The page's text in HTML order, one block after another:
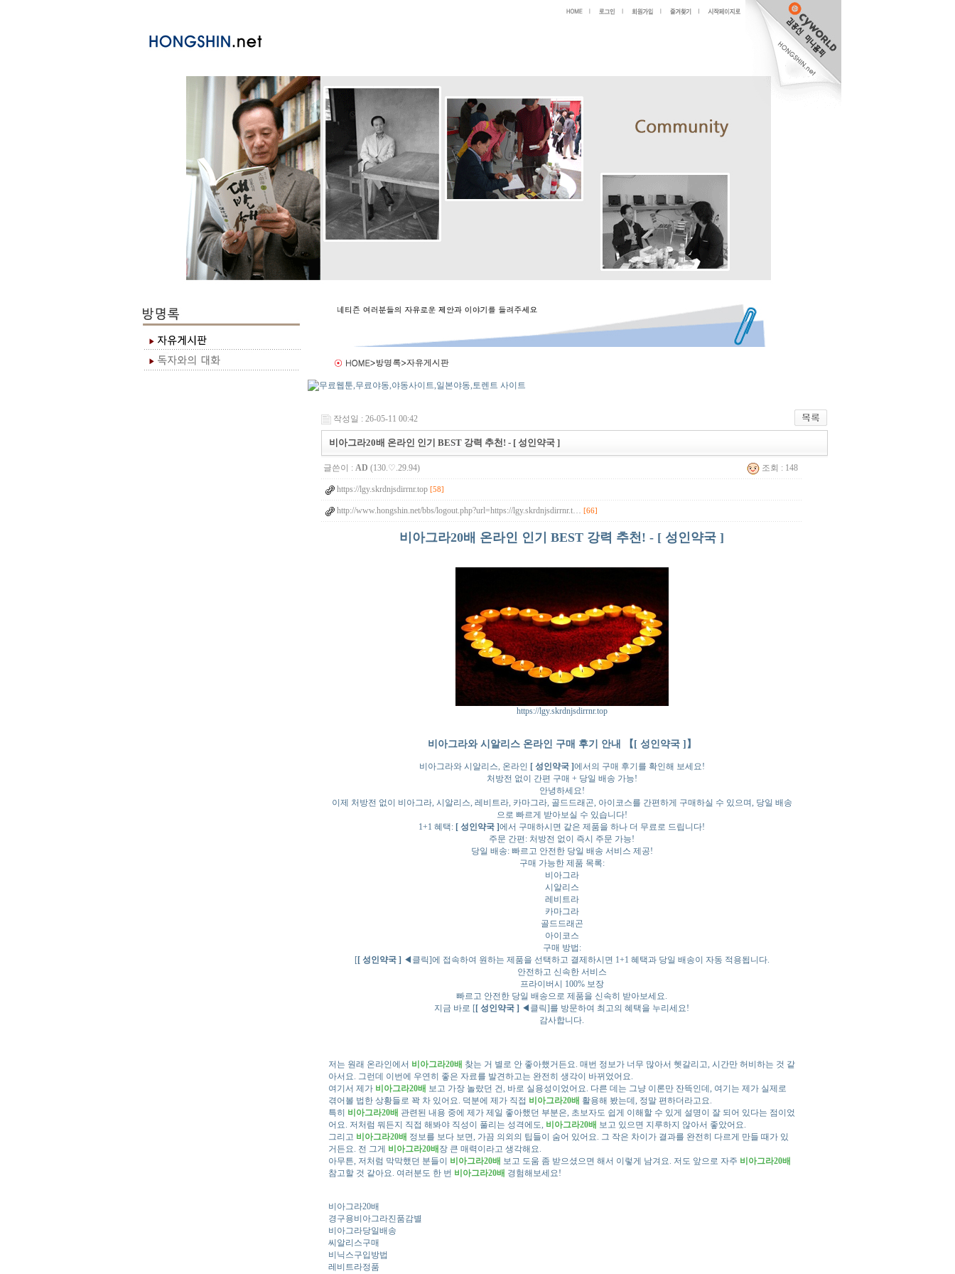
작성일 : 26-05-11 00:42
비아그라20배 온라인 인기 BEST 강력 추천! - [ 성인약국 ]
글쓴이 : AD (130.♡.29.94) 조회 : 148
https://lgy.skrdnjsdirrnr.top [58]
http://www.hongshin.net/bbs/logout.php?url=https://lgy.skrdnjsdirrnr.t… [66]
비아그라20배 온라인 인기 BEST 강력 추천! - [ 성인약국 ]
https://lgy.skrdnjsdirrnr.top
비아그라와 시알리스 온라인 구매 후기 안내 【[ 성인약국 ]】
비아그라와 시알리스, 온라인 [ 성인약국 ]에서의 구매 후기를 확인해 보세요!
처방전 없이 간편 구매 + 당일 배송 가능!
안녕하세요!
이제 처방전 없이 비아그라, 시알리스, 레비트라, 카마그라, 골드드래곤, 아이코스를 간편하게 구매하실 수 있으며, 당일 배송
으로 빠르게 받아보실 수 있습니다!
1+1 혜택: [ 성인약국 ]에서 구매하시면 같은 제품을 하나 더 무료로 드립니다!
주문 간편: 처방전 없이 즉시 주문 가능!
당일 배송: 빠르고 안전한 당일 배송 서비스 제공!
구매 가능한 제품 목록:
비아그라
시알리스
레비트라
카마그라
골드드래곤
아이코스
구매 방법:
[[ 성인약국 ] ◀클릭]에 접속하여 원하는 제품을 선택하고 결제하시면 1+1 혜택과 당일 배송이 자동 적용됩니다.
안전하고 신속한 서비스
프라이버시 100% 보장
빠르고 안전한 당일 배송으로 제품을 신속히 받아보세요.
지금 바로 [[ 성인약국 ] ◀클릭]를 방문하여 최고의 혜택을 누리세요!
감사합니다.
저는 원래 온라인에서 비아그라20배 찾는 거 별로 안 좋아했거든요. 매번 정보가 너무 많아서 헷갈리고, 시간만 허비하는 것 같
아서요. 그런데 이번에 우연히 좋은 자료를 발견하고는 완전히 생각이 바뀌었어요.
여기서 제가 비아그라20배 보고 가장 놀랐던 건, 바로 실용성이었어요. 다른 데는 그냥 이론만 잔뜩인데, 여기는 제가 실제로
겪어볼 법한 상황들로 꽉 차 있어요. 덕분에 제가 직접 비아그라20배 활용해 봤는데, 정말 편하더라고요.
특히 비아그라20배 관련된 내용 중에 제가 제일 좋아했던 부분은, 초보자도 쉽게 이해할 수 있게 설명이 잘 되어 있다는 점이었
어요. 저처럼 뭐든지 직접 해봐야 직성이 풀리는 성격에도, 비아그라20배 보고 있으면 지루하지 않아서 좋았어요.
그리고 비아그라20배 정보를 보다 보면, 가끔 의외의 팁들이 숨어 있어요. 그 작은 차이가 결과를 완전히 다르게 만들 때가 있
거든요. 전 그게 비아그라20배 장 큰 매력이라고 생각해요.
아무튼, 저처럼 막막했던 분들이 비아그라20배 보고 도움 좀 받으셨으면 해서 이렇게 남겨요. 저도 앞으로 자주 비아그라20배
참고할 것 같아요. 여러분도 한 번 비아그라20배 경험해보세요!
비아그라20배
경구용비아그라진품감별
비아그라당일배송
씨알리스구매
비닉스구입방법
레비트라정품